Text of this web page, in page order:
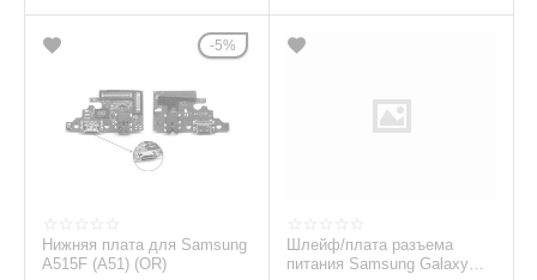
5%
Нижняя плата для Samsung
A515F (A51) (OR)
Шлейф/плата разъема
питания Samsung Galaxy